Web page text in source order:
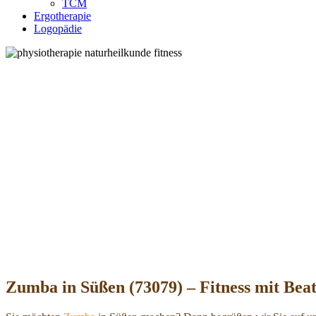
TCM
Ergotherapie
Logopädie
Zumba in Süßen (73079) – Fitness mit